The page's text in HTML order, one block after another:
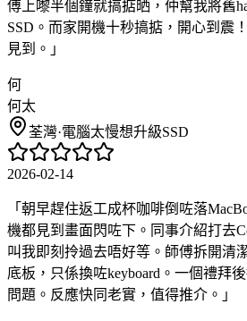
傅上嚟半個鐘就搞掂晒，仲幫我將舊
SSD。而家開機十秒搞掂，開心到震
見到。 」
何
何太
荃灣·電腦太慢想升級SSD
2026-02-14
「 朝早趕住返工成杯咖啡倒咗落
機都見到畫面閃咗下。同事介紹打去
叫我即刻拎過去唔好等。師傅拆開清
底板，只係換咗keyboard。一個禮拜
問題。反應快同老實，值得推介。 」